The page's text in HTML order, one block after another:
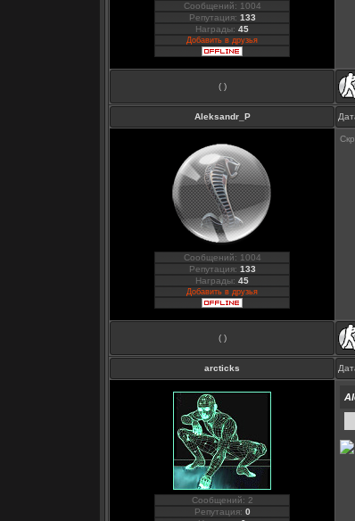
Сообщений: 1004
Репутация: 133
Награды: 45
Добавить в друзья
( )
Aleksandr_P
Сообщений: 1004
Репутация: 133
Награды: 45
Добавить в друзья
( )
arcticks
Сообщений: 2
Репутация: 0